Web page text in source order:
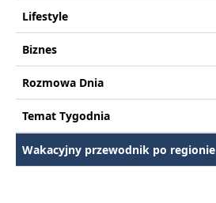
Lifestyle
Biznes
Rozmowa Dnia
Temat Tygodnia
Wakacyjny przewodnik po regionie